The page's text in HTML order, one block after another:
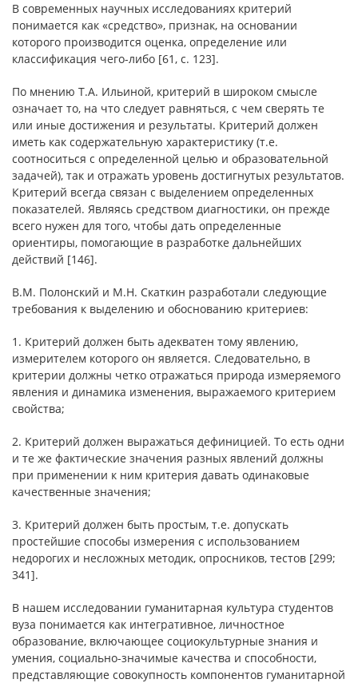
В современных научных исследованиях критерий
понимается как «средство», признак, на основании
которого производится оценка, определение или
классификация чего-либо [61, с. 123].
По мнению Т.А. Ильиной, критерий в широком смысле
означает то, на что следует равняться, с чем сверять те
или иные достижения и результаты. Критерий должен
иметь как содержательную характеристику (т.е.
соотноситься с определенной целью и образовательной
задачей), так и отражать уровень достигнутых результатов.
Критерий всегда связан с выделением определенных
показателей. Являясь средством диагностики, он прежде
всего нужен для того, чтобы дать определенные
ориентиры, помогающие в разработке дальнейших
действий [146].
В.М. Полонский и М.Н. Скаткин разработали следующие
требования к выделению и обоснованию критериев:
1. Критерий должен быть адекватен тому явлению,
измерителем которого он является. Следовательно, в
критерии должны четко отражаться природа измеряемого
явления и динамика изменения, выражаемого критерием
свойства;
2. Критерий должен выражаться дефиницией. То есть одни
и те же фактические значения разных явлений должны
при применении к ним критерия давать одинаковые
качественные значения;
3. Критерий должен быть простым, т.е. допускать
простейшие способы измерения с использованием
недорогих и несложных методик, опросников, тестов [299;
341].
В нашем исследовании гуманитарная культура студентов
вуза понимается как интегративное, личностное
образование, включающее социокультурные знания и
умения, социально-значимые качества и способности,
представляющие совокупность компонентов гуманитарной